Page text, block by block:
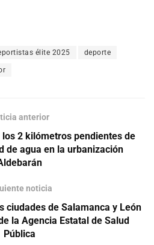
élite 2025 deporte
anterior
2 kilómetros pendientes de
de agua en la urbanización
noticia
ciudades de Salamanca y León
la Agencia Estatal de Salud
Pública